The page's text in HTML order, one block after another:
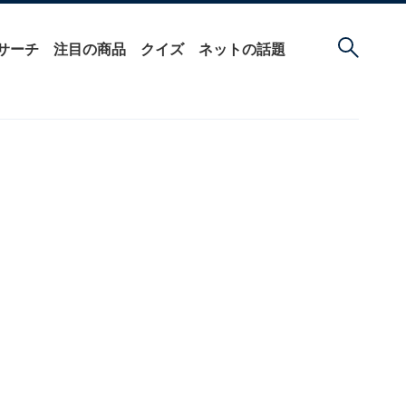
ーチ 注目の商品 クイズ ネットの話題